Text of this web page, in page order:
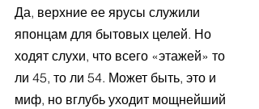
Да, верхние ее ярусы служили
японцам для бытовых целей. Но
ходят слухи, что всего «этажей» то
ли 45, то ли 54. Может быть, это и
миф, но вглубь уходит мощнейший